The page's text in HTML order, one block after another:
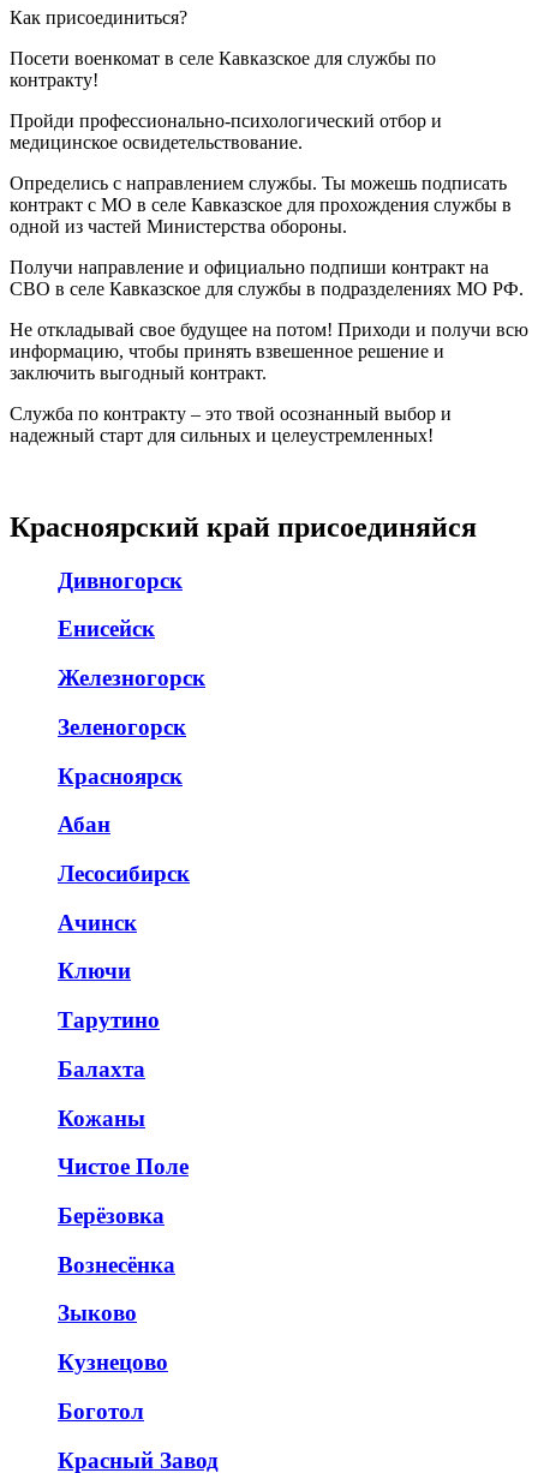
Как присоединиться?
Посети военкомат в селе Кавказское для службы по
контракту!
Пройди профессионально-психологический отбор и
медицинское освидетельствование.
Определись с направлением службы. Ты можешь подписать
контракт с МО в селе Кавказское для прохождения службы в
одной из частей Министерства обороны.
Получи направление и официально подпиши контракт на
СВО в селе Кавказское для службы в подразделениях МО РФ.
Не откладывай свое будущее на потом! Приходи и получи всю
информацию, чтобы принять взвешенное решение и
заключить выгодный контракт.
Служба по контракту – это твой осознанный выбор и
надежный старт для сильных и целеустремленных!
Красноярский край присоединяйся
Дивногорск
Енисейск
Железногорск
Зеленогорск
Красноярск
Абан
Лесосибирск
Ачинск
Ключи
Тарутино
Балахта
Кожаны
Чистое Поле
Берёзовка
Вознесёнка
Зыково
Кузнецово
Боготол
Красный Завод